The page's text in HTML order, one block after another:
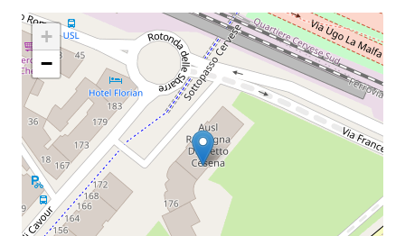
a...
Bandi
e
Concorsi
Seguici
su
+
−